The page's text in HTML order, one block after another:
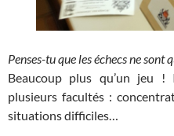
Penses-tu que les échecs ne sont
Beaucoup plus qu’un jeu
plusieurs facultés :
situations difficiles…